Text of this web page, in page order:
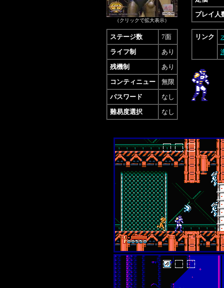
（クリックで拡大表示）
プレイ人
ステージ数
7面
ライフ制
あり
残機制
あり
コンティニュー
無限
パスワード
なし
難易度選択
なし
リンク